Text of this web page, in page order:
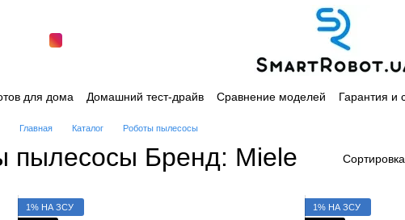
для дома Домашний тест-драйв Сравнение моделей Гарантия и
Главная Каталог Роботы пылесосы
пылесосы Бренд: Miele
1% НА ЗСУ
1% НА ЗСУ